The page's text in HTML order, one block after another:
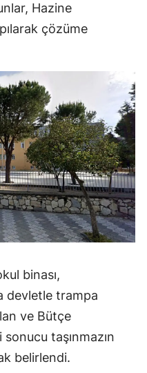
Hazine
çözüme
binası,
devletle trampa
ve Bütçe
taşınmazın
belirlendi.